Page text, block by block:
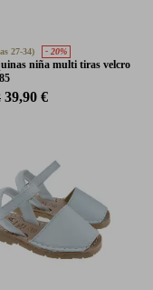
27-34) - 20%
niña multi tiras velcro
39,90 €